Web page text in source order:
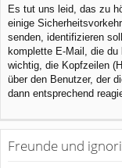
Es tut uns leid, das zu
einige
senden, identifizieren
komplette E-Mail, die
wichtig, die Kopfzeilen
über den Benutzer, der
dann entsprechend
Freunde und